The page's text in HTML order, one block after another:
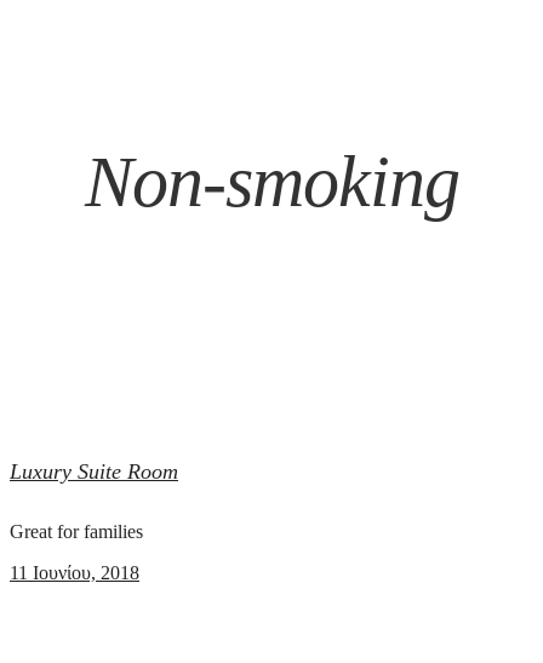
Non-smoking
Luxury Suite Room
Great for families
11 Ιουνίου, 2018